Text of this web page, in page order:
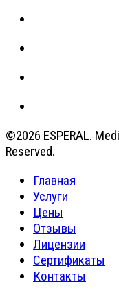
©2026 ESPERAL.
Reserved.
Главная
Услуги
Цены
Отзывы
Лицензии
Сертификаты
Контакты